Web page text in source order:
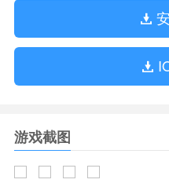
游戏截图